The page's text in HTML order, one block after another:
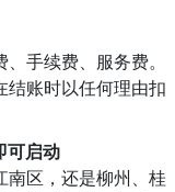
手续费、服务费。
结账时以任何理由扣
可启动
南区，还是柳州、桂